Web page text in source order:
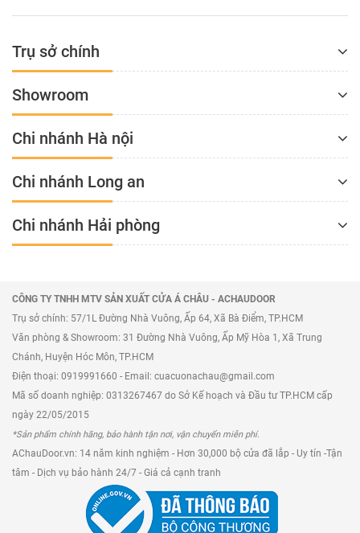
Trụ sở chính
Showroom
Chi nhánh Hà nội
Chi nhánh Long an
Chi nhánh Hải phòng
CÔNG TY TNHH MTV SẢN XUẤT CỬA Á CHÂU - ACHAUDOOR
Trụ sở chính: 57/1L Đường Nhà Vuông, Ấp 64, Xã Bà Điểm, TP.HCM
Văn phòng & Showroom: 31 Đường Nhà Vuông, Ấp Mỹ Hòa 1, Xã Trung
Chánh, Huyện Hóc Môn, TP.HCM
Điện thoại: 0919991660 - Email: cuacuonachau@gmail.com
Mã số doanh nghiệp: 0313267467 do Sở Kế hoạch và Đầu tư TP.HCM cấp
ngày 22/05/2015
*Sản phẩm chính hãng, bảo hành tận nơi, vận chuyển miễn phí.
AChauDoor.vn: 14 năm kinh nghiệm - Hơn 30,000 bộ cửa đã lắp - Uy tín -Tận
tâm - Dịch vụ bảo hành 24/7 - Giá cả cạnh tranh